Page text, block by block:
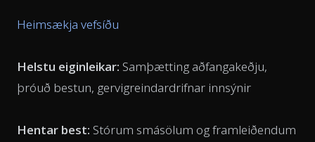
Heimsækja vefsíðu
Helstu eiginleikar: Samþætting aðfangakeðju,
þróuð bestun, gervigreindardrifnar innsýnir
Hentar best: Stórum smásölum og framleiðendum